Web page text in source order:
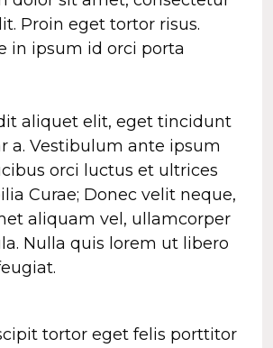
Proin eget tortor risus.
in ipsum id orci porta
aliquet elit, eget tincidunt
a. Vestibulum ante ipsum
orci luctus et ultrices
Curae; Donec velit neque,
aliquam vel, ullamcorper
Nulla quis lorem ut libero
tortor eget felis porttitor